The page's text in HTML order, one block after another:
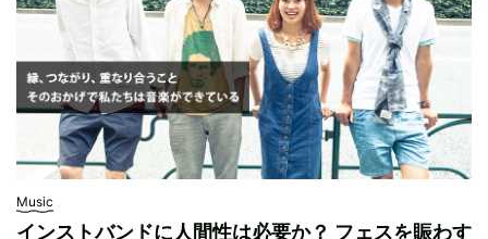
Music
インストバンドに人間性は必要か？ フェスを賑わす